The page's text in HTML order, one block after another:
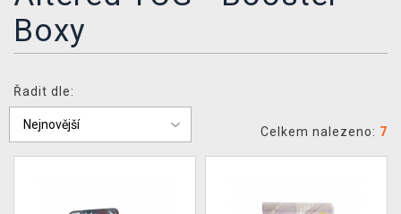
PRODEJNY
DOPRAVA
XZONE KLUB
TCG & BOARDGAME HUB
Boxy
Řadit dle:
Celkem nalezeno: 7